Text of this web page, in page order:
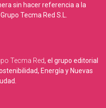
sin hacer referencia a la
Tecma Red S.L.
Tecma Red, el grupo editorial
Energía y Nuevas